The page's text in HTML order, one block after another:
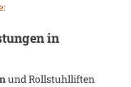
in
und Rollstuhlliften